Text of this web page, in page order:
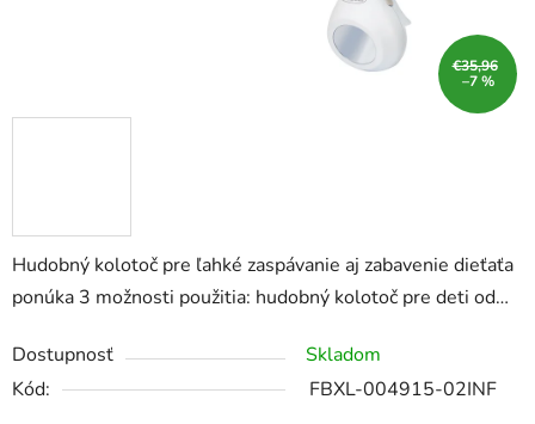
Hudobný kolotoč pre ľahké zaspávanie aj zabavenie dieťaťa
ponúka 3 možnosti použitia: hudobný kolotoč pre deti od…
Dostupnosť
Skladom
Kód:
FBXL-004915-02INF
€35,96
–7 %